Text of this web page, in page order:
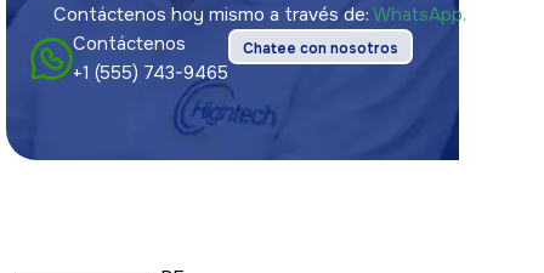
Contáctenos hoy mismo a través de:WhatsApp.
Contáctenos
+1 (555) 743-9465
Chatee con nosotros